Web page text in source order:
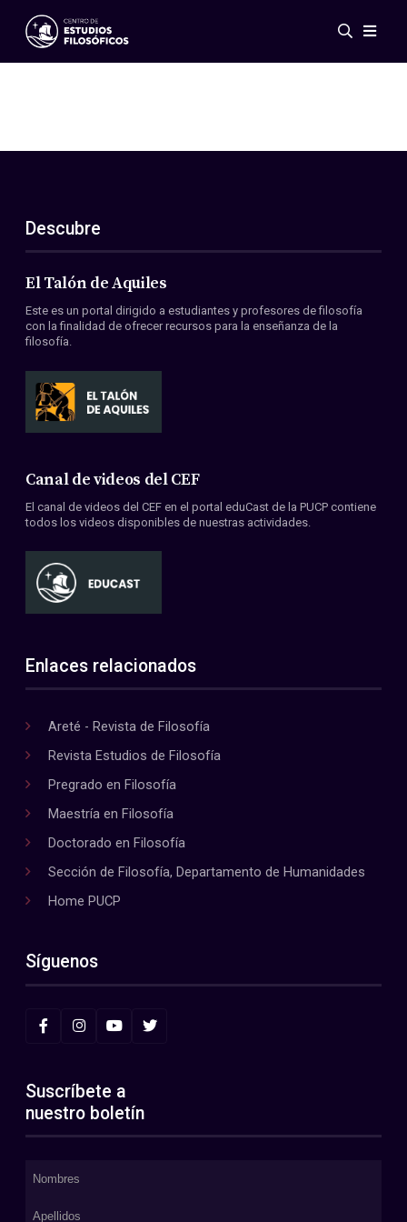
Eventos
ES
EN
Acerca de nosotros
Miembros
Convenios
Descubre
El Talón de Aquiles
Este es un portal dirigido a estudiantes y profesores de filosofía
con la finalidad de ofrecer recursos para la enseñanza de la
filosofía.
Canal de videos del CEF
El canal de videos del CEF en el portal eduCast de la PUCP contiene
todos los videos disponibles de nuestras actividades.
Enlaces relacionados
Areté - Revista de Filosofía
Revista Estudios de Filosofía
Pregrado en Filosofía
Maestría en Filosofía
Doctorado en Filosofía
Sección de Filosofía, Departamento de Humanidades
Home PUCP
Síguenos
Suscríbete a
nuestro boletín